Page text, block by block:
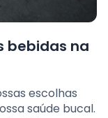
bebidas na
escolhas
saúde bucal.